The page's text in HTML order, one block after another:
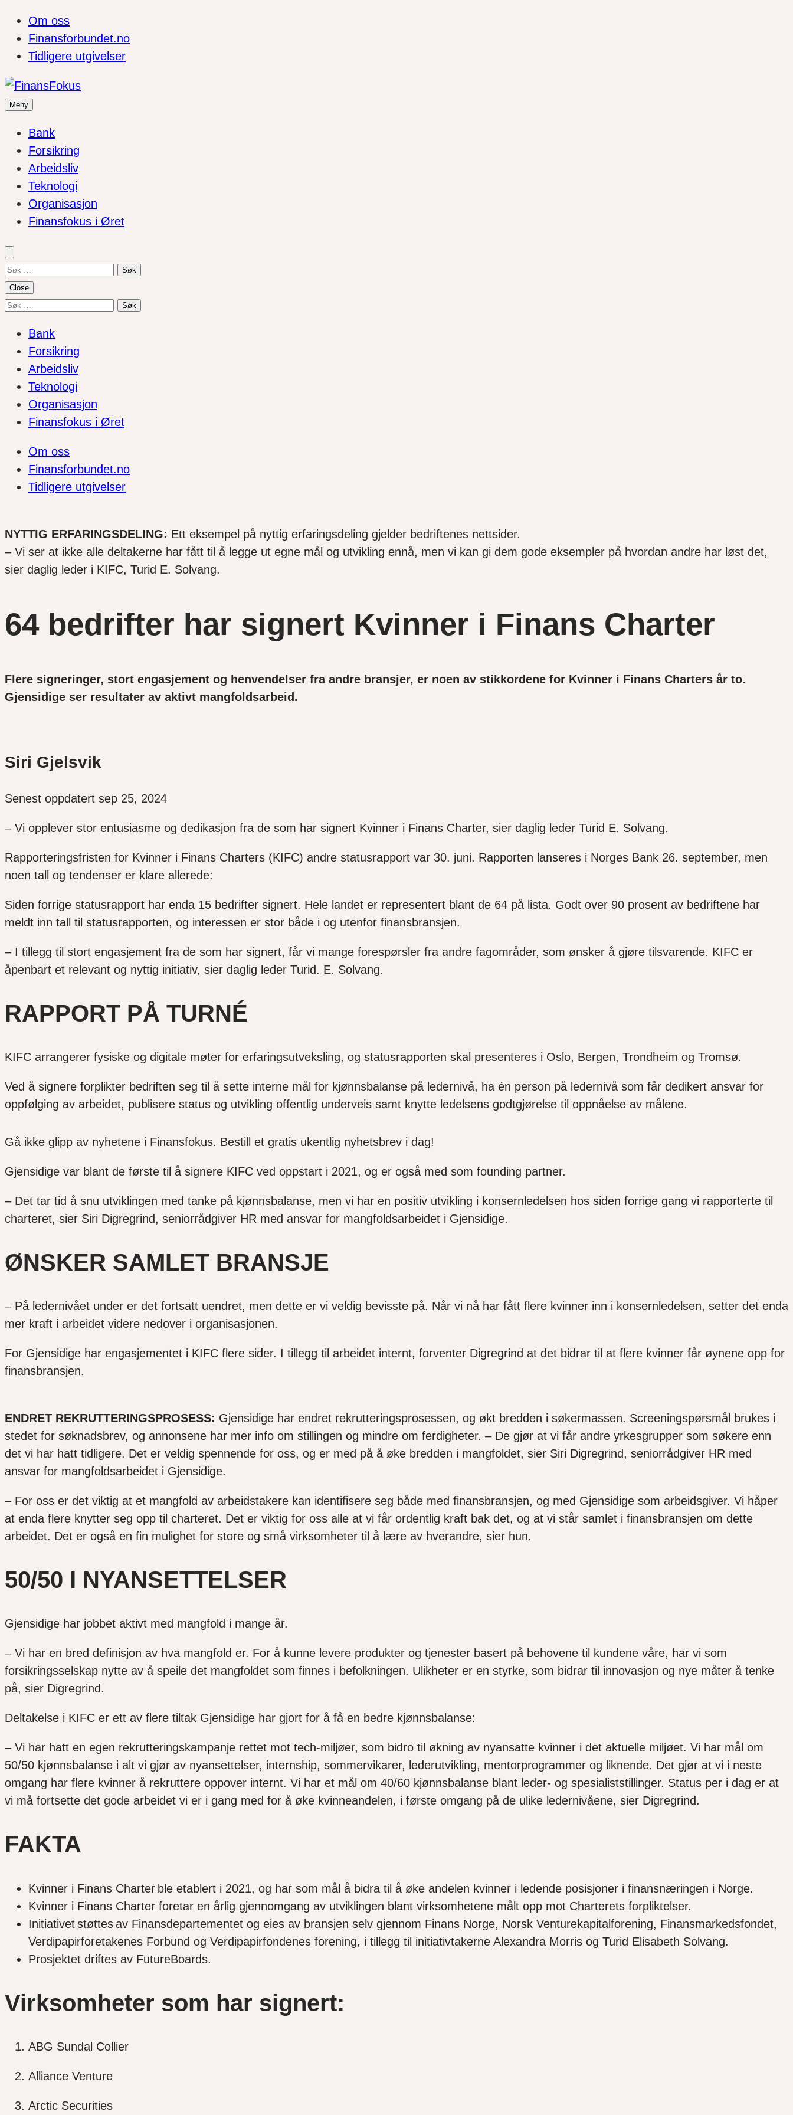
Om oss
Finansforbundet.no
Tidligere utgivelser
Meny
Bank
Forsikring
Arbeidsliv
Teknologi
Organisasjon
Finansfokus i Øret
Søk
etter:
Close
Søk
Bank
Forsikring
Arbeidsliv
Teknologi
Organisasjon
Finansfokus i Øret
Om oss
Finansforbundet.no
Tidligere utgivelser
NYTTIG ERFARINGSDELING: Ett eksempel på nyttig erfaringsdeling gjelder bedriftenes nettsider.
– Vi ser at ikke alle deltakerne har fått til å legge ut egne mål og utvikling ennå, men vi kan gi dem gode eksempler på hvordan andre har løst det,
sier daglig leder i KIFC, Turid E. Solvang.
64 bedrifter har signert Kvinner i Finans Charter
Flere signeringer, stort engasjement og henvendelser fra andre bransjer, er noen av stikkordene for Kvinner i Finans Charters år to.
Gjensidige ser resultater av aktivt mangfoldsarbeid.
Siri Gjelsvik
Senest oppdatert sep 25, 2024
– Vi opplever stor entusiasme og dedikasjon fra de som har signert Kvinner i Finans Charter, sier daglig leder Turid E. Solvang.
Rapporteringsfristen for Kvinner i Finans Charters (KIFC) andre statusrapport var 30. juni. Rapporten lanseres i Norges Bank 26. september, men
noen tall og tendenser er klare allerede:
Siden forrige statusrapport har enda 15 bedrifter signert. Hele landet er representert blant de 64 på lista. Godt over 90 prosent av bedriftene har
meldt inn tall til statusrapporten, og interessen er stor både i og utenfor finansbransjen.
– I tillegg til stort engasjement fra de som har signert, får vi mange forespørsler fra andre fagområder, som ønsker å gjøre tilsvarende. KIFC er
åpenbart et relevant og nyttig initiativ, sier daglig leder Turid. E. Solvang.
RAPPORT PÅ TURNÉ
KIFC arrangerer fysiske og digitale møter for erfaringsutveksling, og statusrapporten skal presenteres i Oslo, Bergen, Trondheim og Tromsø.
Ved å signere forplikter bedriften seg til å sette interne mål for kjønnsbalanse på ledernivå, ha én person på ledernivå som får dedikert ansvar for
oppfølging av arbeidet, publisere status og utvikling offentlig underveis samt knytte ledelsens godtgjørelse til oppnåelse av målene.
Gå ikke glipp av nyhetene i Finansfokus. Bestill et gratis ukentlig nyhetsbrev i dag!
Gjensidige var blant de første til å signere KIFC ved oppstart i 2021, og er også med som founding partner.
– Det tar tid å snu utviklingen med tanke på kjønnsbalanse, men vi har en positiv utvikling i konsernledelsen hos siden forrige gang vi rapporterte til
charteret, sier Siri Digregrind, seniorrådgiver HR med ansvar for mangfoldsarbeidet i Gjensidige.
ØNSKER SAMLET BRANSJE
– På ledernivået under er det fortsatt uendret, men dette er vi veldig bevisste på. Når vi nå har fått flere kvinner inn i konsernledelsen, setter det enda
mer kraft i arbeidet videre nedover i organisasjonen.
For Gjensidige har engasjementet i KIFC flere sider. I tillegg til arbeidet internt, forventer Digregrind at det bidrar til at flere kvinner får øynene opp for
finansbransjen.
ENDRET REKRUTTERINGSPROSESS: Gjensidige har endret rekrutteringsprosessen, og økt bredden i søkermassen. Screeningspørsmål brukes i
stedet for søknadsbrev, og annonsene har mer info om stillingen og mindre om ferdigheter. – De gjør at vi får andre yrkesgrupper som søkere enn
det vi har hatt tidligere. Det er veldig spennende for oss, og er med på å øke bredden i mangfoldet, sier Siri Digregrind, seniorrådgiver HR med
ansvar for mangfoldsarbeidet i Gjensidige.
– For oss er det viktig at et mangfold av arbeidstakere kan identifisere seg både med finansbransjen, og med Gjensidige som arbeidsgiver. Vi håper
at enda flere knytter seg opp til charteret. Det er viktig for oss alle at vi får ordentlig kraft bak det, og at vi står samlet i finansbransjen om dette
arbeidet. Det er også en fin mulighet for store og små virksomheter til å lære av hverandre, sier hun.
50/50 I NYANSETTELSER
Gjensidige har jobbet aktivt med mangfold i mange år.
– Vi har en bred definisjon av hva mangfold er. For å kunne levere produkter og tjenester basert på behovene til kundene våre, har vi som
forsikringsselskap nytte av å speile det mangfoldet som finnes i befolkningen. Ulikheter er en styrke, som bidrar til innovasjon og nye måter å tenke
på, sier Digregrind.
Deltakelse i KIFC er ett av flere tiltak Gjensidige har gjort for å få en bedre kjønnsbalanse:
– Vi har hatt en egen rekrutteringskampanje rettet mot tech-miljøer, som bidro til økning av nyansatte kvinner i det aktuelle miljøet. Vi har mål om
50/50 kjønnsbalanse i alt vi gjør av nyansettelser, internship, sommervikarer, lederutvikling, mentorprogrammer og liknende. Det gjør at vi i neste
omgang har flere kvinner å rekruttere oppover internt. Vi har et mål om 40/60 kjønnsbalanse blant leder- og spesialiststillinger. Status per i dag er at
vi må fortsette det gode arbeidet vi er i gang med for å øke kvinneandelen, i første omgang på de ulike ledernivåene, sier Digregrind.
FAKTA
Kvinner i Finans Charter ble etablert i 2021, og har som mål å bidra til å øke andelen kvinner i ledende posisjoner i finansnæringen i Norge.
Kvinner i Finans Charter foretar en årlig gjennomgang av utviklingen blant virksomhetene målt opp mot Charterets forpliktelser.
Initiativet støttes av Finansdepartementet og eies av bransjen selv gjennom Finans Norge, Norsk Venturekapitalforening, Finansmarkedsfondet,
Verdipapirforetakenes Forbund og Verdipapirfondenes forening, i tillegg til initiativtakerne Alexandra Morris og Turid Elisabeth Solvang.
Prosjektet driftes av FutureBoards.
Virksomheter som har signert:
ABG Sundal Collier
Alliance Venture
Arctic Securities